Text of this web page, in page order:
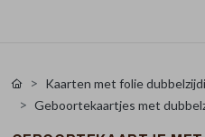
Kaarten met folie
Geboortekaartjes met